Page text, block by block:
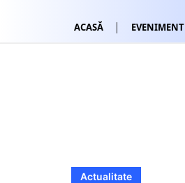
ACASĂ EVENIMENT
Actualitate